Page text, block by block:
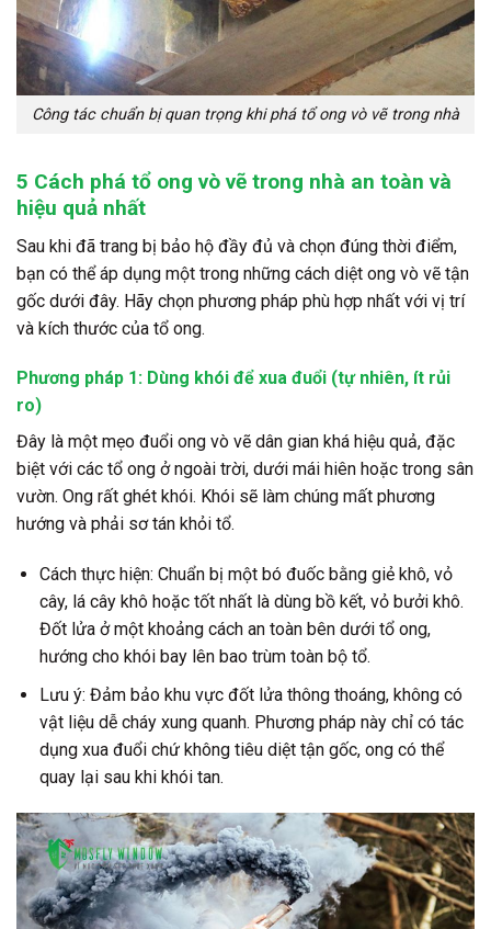
Công tác chuẩn bị quan trọng khi phá tổ ong vò vẽ trong nhà
5 Cách phá tổ ong vò vẽ trong nhà an toàn và
hiệu quả nhất
Sau khi đã trang bị bảo hộ đầy đủ và chọn đúng thời điểm,
bạn có thể áp dụng một trong những cách diệt ong vò vẽ tận
gốc dưới đây. Hãy chọn phương pháp phù hợp nhất với vị trí
và kích thước của tổ ong.
Phương pháp 1: Dùng khói để xua đuổi (tự nhiên, ít rủi
ro)
Đây là một mẹo đuổi ong vò vẽ dân gian khá hiệu quả, đặc
biệt với các tổ ong ở ngoài trời, dưới mái hiên hoặc trong sân
vườn. Ong rất ghét khói. Khói sẽ làm chúng mất phương
hướng và phải sơ tán khỏi tổ.
Cách thực hiện: Chuẩn bị một bó đuốc bằng giẻ khô, vỏ
cây, lá cây khô hoặc tốt nhất là dùng bồ kết, vỏ bưởi khô.
Đốt lửa ở một khoảng cách an toàn bên dưới tổ ong,
hướng cho khói bay lên bao trùm toàn bộ tổ.
Lưu ý: Đảm bảo khu vực đốt lửa thông thoáng, không có
vật liệu dễ cháy xung quanh. Phương pháp này chỉ có tác
dụng xua đuổi chứ không tiêu diệt tận gốc, ong có thể
quay lại sau khi khói tan.